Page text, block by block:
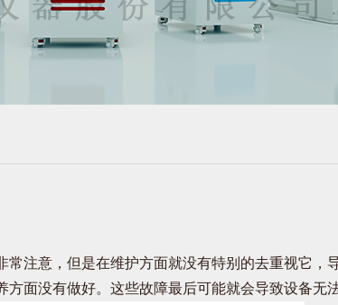
注意，但是在维护方面就没有特别的去重视它，
面没有做好。这些故障最后可能就会导致设备无